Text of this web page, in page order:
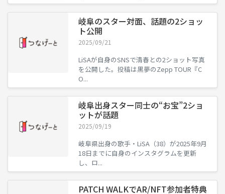
岐阜のスター対面、話題の2ショッ
ト公開
2025/09/21
LiSAが自身のSNSで清春との2ショット写真
を公開した。投稿は黒夢のZepp TOUR『C
O...
岐阜出身スター同士の“お宝”2ショ
ットが話題
2025/09/19
岐阜県出身の歌手・LiSA（38）が2025年9月
18日までに自身のインスタグラムを更新
し、ロ...
PATCH WALKでAR/NFT参加者特典